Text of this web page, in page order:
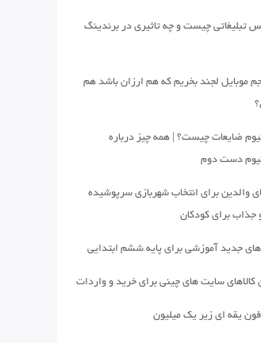
تبلیغاتی چیست و چه تاثیری در برندینگ
موبایل لجند بخریم که هم ارزان باشد هم
ضایعات چیست؟ | همه چیز درباره
دست دوم
والدین برای انتخاب شهربازی سرپوشیده
جذاب برای کودکان
جدید آموزشی برای پایه ششم ابتدایی
کالاهای سایت های چینی برای خرید و واردات
یقه ای زیر یک میلیون